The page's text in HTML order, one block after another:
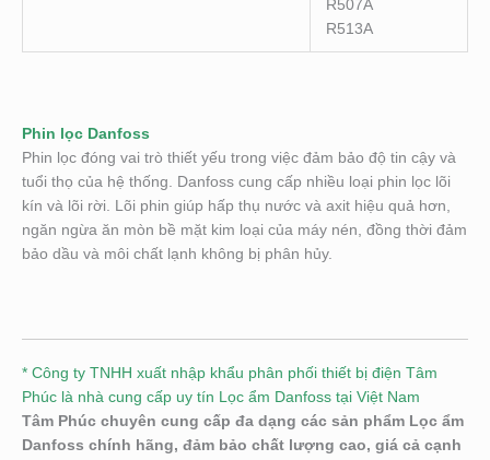
R507A
R513A
Phin lọc Danfoss
Phin lọc đóng vai trò thiết yếu trong việc đảm bảo độ tin cậy và
tuổi thọ của hệ thống. Danfoss cung cấp nhiều loại phin lọc lõi
kín và lõi rời. Lõi phin giúp hấp thụ nước và axit hiệu quả hơn,
ngăn ngừa ăn mòn bề mặt kim loại của máy nén, đồng thời đảm
bảo dầu và môi chất lạnh không bị phân hủy.
* Công ty TNHH xuất nhập khẩu phân phối thiết bị điện Tâm
Phúc là nhà cung cấp uy tín Lọc ẩm Danfoss tại Việt Nam
Tâm Phúc chuyên cung cấp đa dạng các sản phẩm Lọc ẩm
Danfoss chính hãng, đảm bảo chất lượng cao, giá cả cạnh